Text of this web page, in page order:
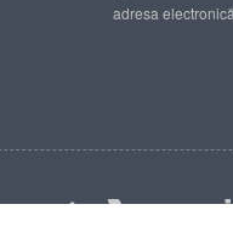
adresa